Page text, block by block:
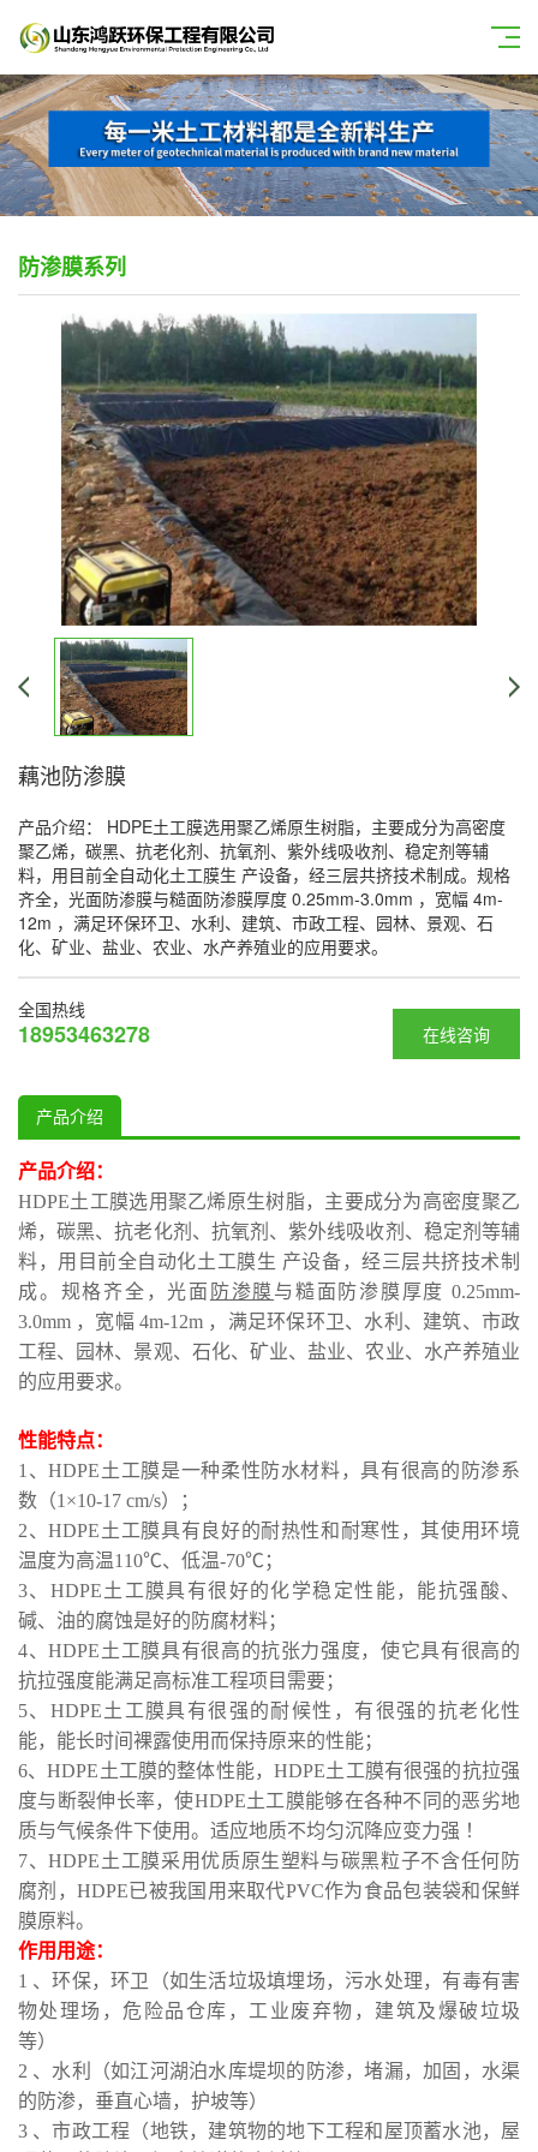
防渗膜系列
藕池防渗膜
产品介绍： HDPE土工膜选用聚乙烯原生树脂，主要成分为高密度
聚乙烯，碳黑、抗老化剂、抗氧剂、紫外线吸收剂、稳定剂等辅
料，用目前全自动化土工膜生 产设备，经三层共挤技术制成。规格
齐全，光面防渗膜与糙面防渗膜厚度 0.25mm-3.0mm ，宽幅 4m-
12m ，满足环保环卫、水利、建筑、市政工程、园林、景观、石
化、矿业、盐业、农业、水产养殖业的应用要求。
在线咨询
全国热线
18953463278
产品介绍
产品介绍：
HDPE土工膜选用聚乙烯原生树脂，主要成分为高密度聚乙
烯，碳黑、抗老化剂、抗氧剂、紫外线吸收剂、稳定剂等辅
料，用目前全自动化土工膜生 产设备，经三层共挤技术制
成。规格齐全，光面 防渗膜与糙面防渗膜厚度 0.25mm-
3.0mm ，宽幅 4m-12m ，满足环保环卫、水利、建筑、市政
工程、园林、景观、石化、矿业、盐业、农业、水产养殖业
的应用要求。
性能特点：
1、HDPE土工膜是一种柔性防水材料，具有很高的防渗系
数（1×10-17 cm/s）；
2、HDPE土工膜具有良好的耐热性和耐寒性，其使用环境
温度为高温110℃、低温-70℃；
3、HDPE土工膜具有很好的化学稳定性能，能抗强酸、
碱、油的腐蚀是好的防腐材料；
4、HDPE土工膜具有很高的抗张力强度，使它具有很高的
抗拉强度能满足高标准工程项目需要；
5、HDPE土工膜具有很强的耐候性，有很强的抗老化性
能，能长时间裸露使用而保持原来的性能；
6、HDPE土工膜的整体性能，HDPE土工膜有很强的抗拉强
度与断裂伸长率，使HDPE土工膜能够在各种不同的恶劣地
质与气候条件下使用。适应地质不均匀沉降应变力强 ！
7、HDPE土工膜采用优质原生塑料与碳黑粒子不含任何防
腐剂，HDPE已被我国用来取代PVC作为食品包装袋和保鲜
膜原料。
作用用途：
1 、环保，环卫（如生活垃圾填埋场，污水处理，有毒有害
物处理场，危险品仓库，工业废弃物，建筑及爆破垃圾
等）
2 、水利（如江河湖泊水库堤坝的防渗，堵漏，加固，水渠
的防渗，垂直心墙，护坡等）
3 、市政工程（地铁，建筑物的地下工程和屋顶蓄水池，屋